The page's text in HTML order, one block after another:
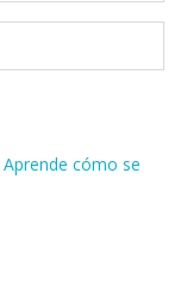
Aprende cómo se